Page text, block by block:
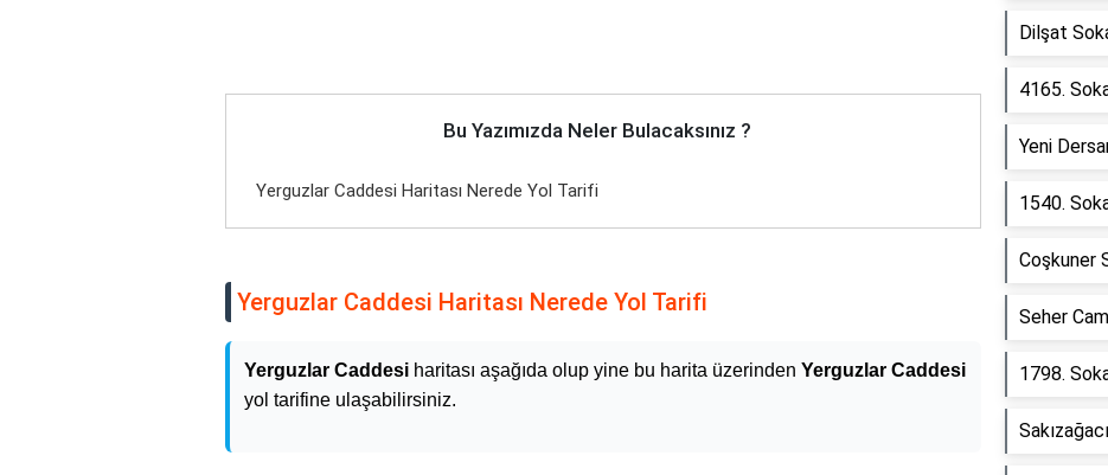
Bu Yazımızda Neler Bulacaksınız ?
Yerguzlar Caddesi Haritası Nerede Yol Tarifi
Yerguzlar Caddesi Haritası Nerede Yol Tarifi
Yerguzlar Caddesi haritası aşağıda olup yine bu harita üzerinden Yerguzlar Caddesi
yol tarifine ulaşabilirsiniz.
Dilşat
4165.
Yeni
1540.
Coşkuner
Seher
1798.